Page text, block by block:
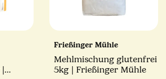
Frießinger Mühle
Mehlmischung glutenfrei
5kg | Frießinger Mühle